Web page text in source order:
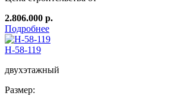
2.806.000 р.
Подробнее
Н-58-119
двухэтажный
Размер: